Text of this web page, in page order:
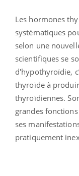
Les hormones
systématiques
selon une
scientifiques se
d'hypothyroïdie,
thyroïde à
thyroïdiennes.
grandes
ses
pratiquement